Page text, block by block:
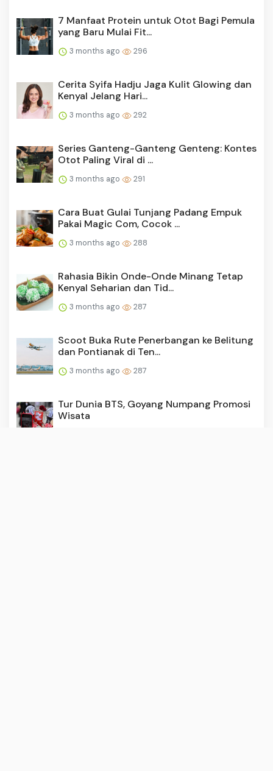
7 Manfaat Protein untuk Otot Bagi Pemula
yang Baru Mulai Fit...
3 months ago 296
Cerita Syifa Hadju Jaga Kulit Glowing dan
Kenyal Jelang Hari...
3 months ago 292
Series Ganteng-Ganteng Genteng: Kontes
Otot Paling Viral di ...
3 months ago 291
Cara Buat Gulai Tunjang Padang Empuk
Pakai Magic Com, Cocok ...
3 months ago 288
Rahasia Bikin Onde-Onde Minang Tetap
Kenyal Seharian dan Tid...
3 months ago 287
Scoot Buka Rute Penerbangan ke Belitung
dan Pontianak di Ten...
3 months ago 287
Tur Dunia BTS, Goyang Numpang Promosi
Wisata